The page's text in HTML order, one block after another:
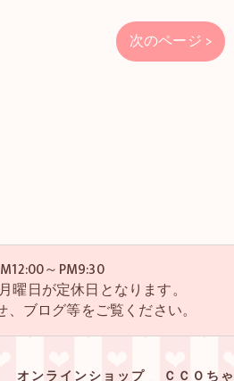
次のページ >
～PM9:30
日が定休日となります。
ブログ等をご覧ください。
オンラインショップ ＣＣＯち